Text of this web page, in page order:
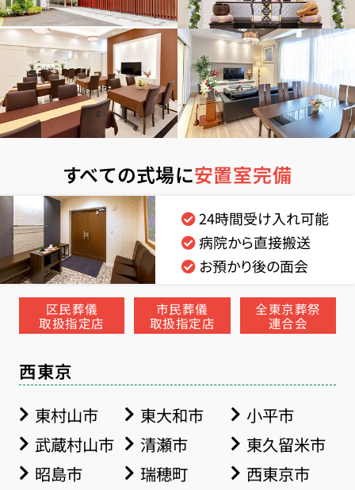
すべての式場に安置室完備
24時間受け入れ可能
病院から直接搬送
お預かり後の面会
区民葬儀
取扱指定店
市民葬儀
取扱指定店
全東京葬祭
連合会
西東京
東村山市 東大和市
小平市
武蔵村山市
清瀬市
東久留米市
昭島市
瑞穂町
西東京市